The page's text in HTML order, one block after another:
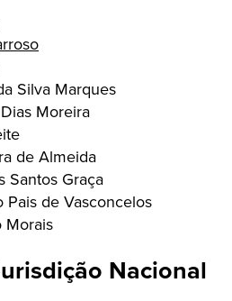
Silva Marques
Moreira
de Almeida
Santos Graça
de Vasconcelos
Morais
Nacional